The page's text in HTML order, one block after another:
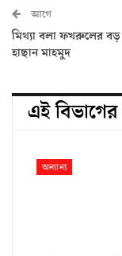
আগে
মিথ্যা বলা ফখরুলের
হাছান মাহমুদ
এই
অন্যান্য